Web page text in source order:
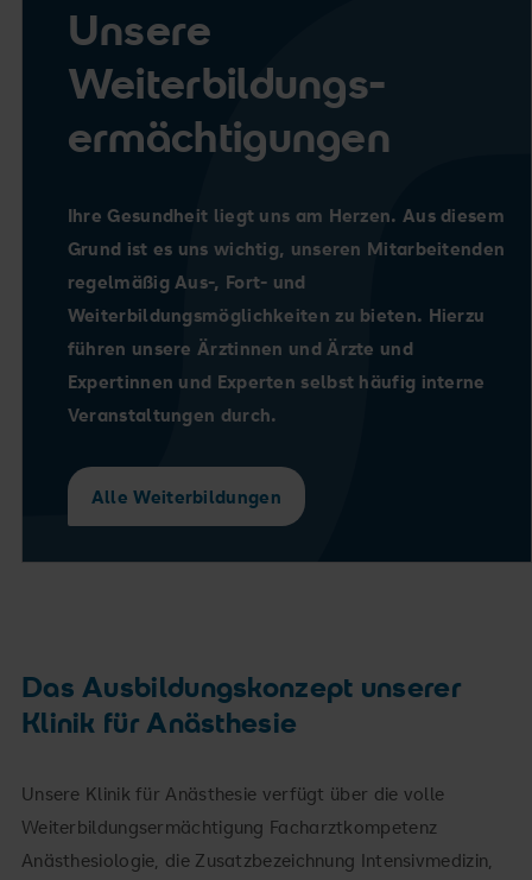
Unsere
Weiterbildungs-
ermächtigungen
Ihre Gesundheit liegt uns am Herzen. Aus diesem
Grund ist es uns wichtig, unseren Mitarbeitenden
regelmäßig Aus-, Fort- und
Weiterbildungsmöglichkeiten zu bieten. Hierzu
führen unsere Ärztinnen und Ärzte und
Expertinnen und Experten selbst häufig interne
Veranstaltungen durch.
Alle Weiterbildungen
Das Ausbildungskonzept unserer
Klinik für Anästhesie
Unsere Klinik für Anästhesie verfügt über die volle
Weiterbildungsermächtigung Facharztkompetenz
Anästhesiologie, die Zusatzbezeichnung Intensivmedizin,